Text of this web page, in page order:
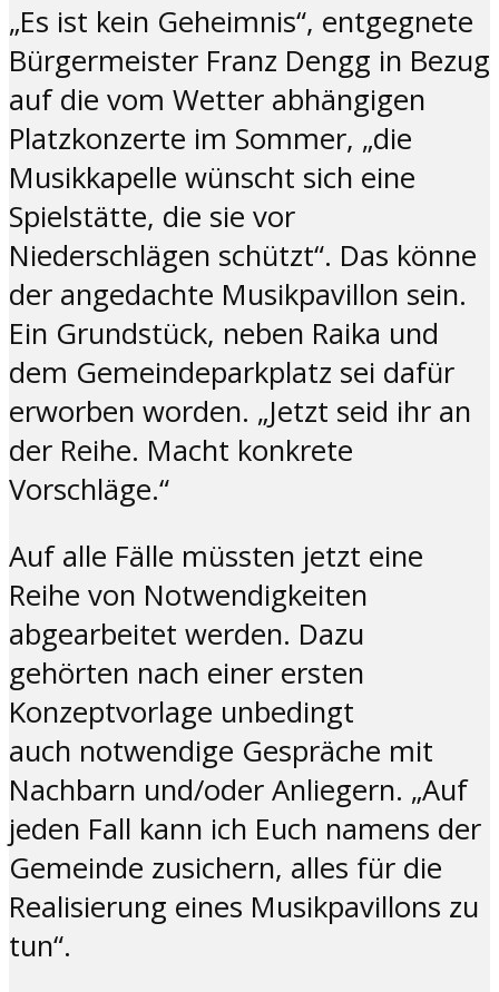
„Es ist kein Geheimnis“, entgegnete
Bürgermeister Franz Dengg in Bezug
auf die vom Wetter abhängigen
Platzkonzerte im Sommer, „die
Musikkapelle wünscht sich eine
Spielstätte, die sie vor
Niederschlägen schützt“. Das könne
der angedachte Musikpavillon sein.
Ein Grundstück, neben Raika und
dem Gemeindeparkplatz sei dafür
erworben worden. „Jetzt seid ihr an
der Reihe. Macht konkrete
Vorschläge.“
Auf alle Fälle müssten jetzt eine
Reihe von Notwendigkeiten
abgearbeitet werden. Dazu
gehörten nach einer ersten
Konzeptvorlage unbedingt
auch notwendige Gespräche mit
Nachbarn und/oder Anliegern. „Auf
jeden Fall kann ich Euch namens der
Gemeinde zusichern, alles für die
Realisierung eines Musikpavillons zu
tun“.